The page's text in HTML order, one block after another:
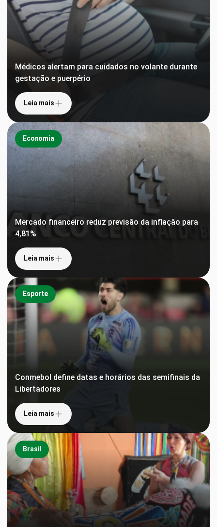
Médicos alertam para cuidados no volante durante
gestação e puerpério
Leia mais
Economia
Mercado financeiro reduz previsão da inflação para
4,81%
Leia mais
Esporte
Conmebol define datas e horários das semifinais da
Libertadores
Leia mais
Brasil